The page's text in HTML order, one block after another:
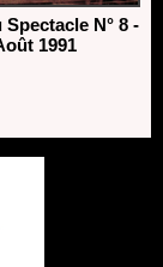
Spectacle N° 8 -
1991